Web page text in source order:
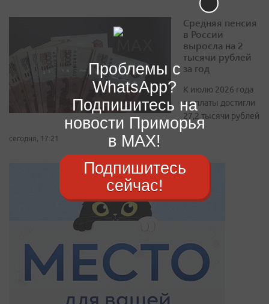
Средняя пенсия
в России
выросла на 2
тысячи рублей
за год
К июлю 2026 года
выплаты достигли
27,2 тысячи рублей
сегодня, 17:21
Проблемы с
WhatsApp?
Подпишитесь на
новости Приморья
в MAX!
Подпишитесь
сейчас!